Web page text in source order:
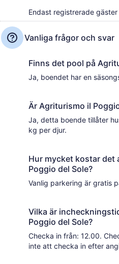
Endast registrerade
Vanliga frågor och svar
Finns det pool på
Ja, boendet har en
Är Agriturismo il
Ja, detta boende tillåter
kg per djur.
Hur mycket kostar det
Poggio del Sole?
Vanlig parkering är gratis
Vilka är
Poggio del Sole?
Checka in från: 12.00.
inte att checka in efter